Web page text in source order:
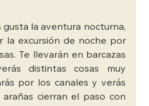
gusta la aventura nocturna,
la excursión de noche por
Te llevarán en barcazas
distintas cosas muy
por los canales y verás
cierran el paso con